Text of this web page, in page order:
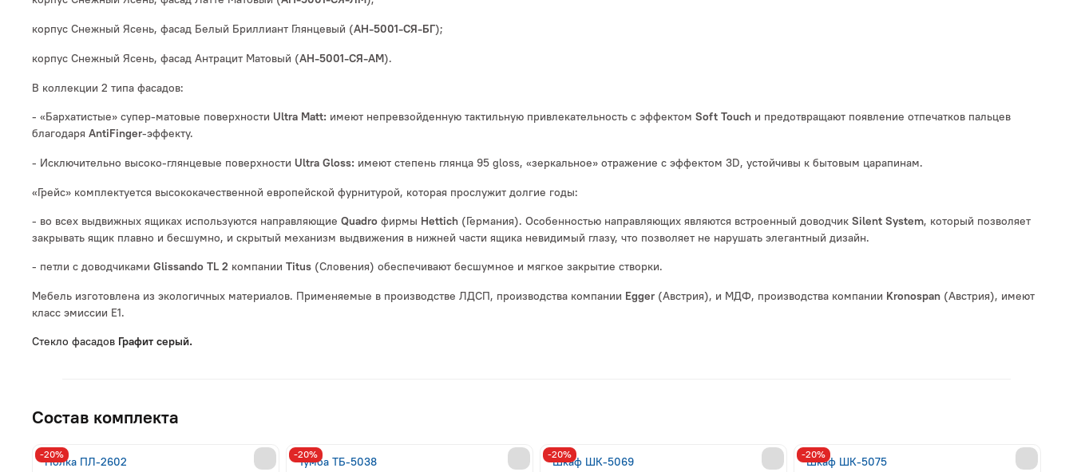
корпус Снежный Ясень, фасад Белый Бриллиант Глянцевый (АН-5001-СЯ-БГ);
корпус Снежный Ясень, фасад Антрацит Матовый (АН-5001-СЯ-АМ).
В коллекции 2 типа фасадов:
- «Бархатистые» супер-матовые поверхности Ultra Matt: имеют непревзойденную тактильную привлекательность с эффектом Soft Touch и предотвращают появление отпечатков пальцев
благодаря AntiFinger-эффекту.
- Исключительно высоко-глянцевые поверхности Ultra Gloss: имеют степень глянца 95 gloss, «зеркальное» отражение с эффектом 3D, устойчивы к бытовым царапинам.
«Грейс» комплектуется высококачественной европейской фурнитурой, которая прослужит долгие годы:
- во всех выдвижных ящиках используются направляющие Quadro фирмы Hettich (Германия). Особенностью направляющих являются встроенный доводчик Silent System, который позволяет
закрывать ящик плавно и бесшумно, и скрытый механизм выдвижения в нижней части ящика невидимый глазу, что позволяет не нарушать элегантный дизайн.
- петли с доводчиками Glissando TL 2 компании Titus (Словения) обеспечивают бесшумное и мягкое закрытие створки.
Мебель изготовлена из экологичных материалов. Применяемые в производстве ЛДСП, производства компании Egger (Австрия), и МДФ, производства компании Kronospan (Австрия), имеют
класс эмиссии Е1.
Стекло фасадов Графит серый.
Состав комплекта
Полка ПЛ-2602
-20%
Тумба ТБ-5038
-20%
Шкаф ШК-5069
-20%
Шкаф ШК-5075
-20%